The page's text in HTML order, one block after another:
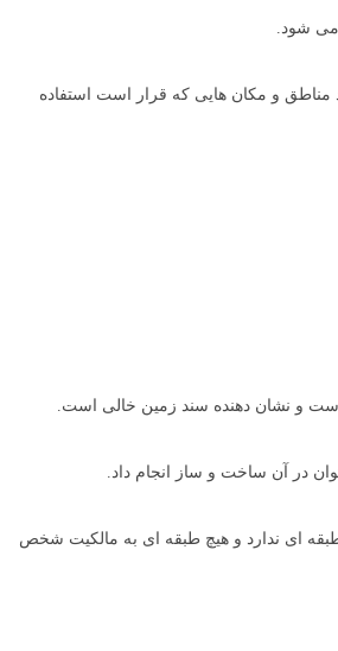
و مکان هایی که قرار است استفاده
و نشان دهنده سند زمین خالی است.
در آن ساخت و ساز انجام داد.
ای ندارد و هیچ طبقه ای به مالکیت شخص